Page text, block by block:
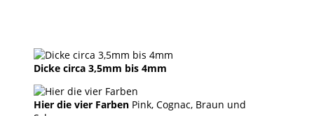
Dicke circa 3,5mm bis 4mm
Hier die vier Farben Pink, Cognac, Braun und